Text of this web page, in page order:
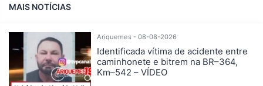
MAIS NOTÍCIAS
Ariquemes - 08-08-2026
Identificada vítima de acidente entre
caminhonete e bitrem na BR–364,
Km–542 – VÍDEO